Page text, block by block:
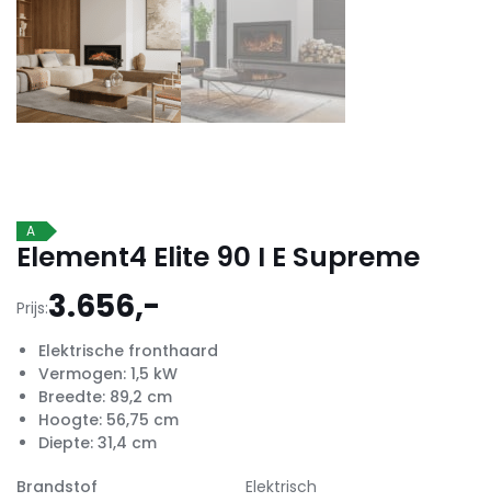
A
Element4 Elite 90 I E Supreme
Prijs:3.656,-
Elektrische fronthaard
Vermogen: 1,5 kW
Breedte: 89,2 cm
Hoogte: 56,75 cm
Diepte: 31,4 cm
Brandstof
Elektrisch